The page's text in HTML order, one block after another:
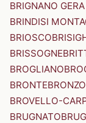
BRIGNANO
BRINDISI
BRIOSCO
BRISSOGNE
BROGLIANO
BRONTE
BROVELLO-
BRUGNATO